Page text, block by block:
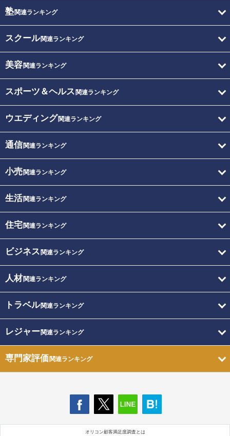
塾関連ランキング
スクール関連ランキング
美容関連ランキング
スポーツ＆ヘルス 関連ランキング
ウエディング関連ランキング
通信関連ランキング
小売関連ランキング
生活関連ランキング
住宅関連ランキング
ビジネス 関連ランキング
人材関連ランキング
トラベル関連ランキング
レジャー関連ランキング
専門家評価関連ランキング
オリコン顧客満足度調査とは